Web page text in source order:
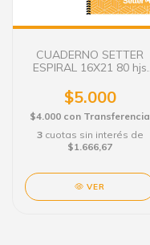
CUADERNO SETTER
ESPIRAL 16X21 80 hjs
$5.000
$4.000 con Transferencia
3 cuotas sin interés de
$1.666,67
VER